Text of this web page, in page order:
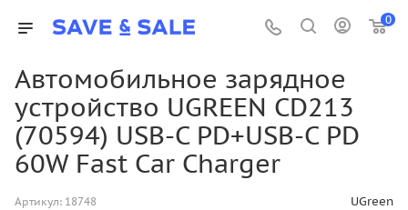
0
Автомобильное зарядное
устройство UGREEN CD213
(70594) USB-C PD+USB-C PD
60W Fast Car Charger
Артикул: 18748 UGreen